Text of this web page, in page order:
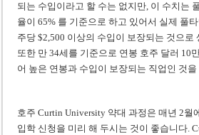
되는 수입이라고 할 수는 없지만, 이 수치는
율이 65% 를 기준으로 하고 있어서 실제 풀
주당 $2,500 이상의 수입이 보장되는 것으로
또한 만 34세를 기준으로 연봉 호주 달러 10
어 높은 연봉과 수입이 보장되는 직업인 것
호주 Curtin University 약대 과정은 매년 2월
입학 신청을 미리 해 두시는 것이 좋습니다.